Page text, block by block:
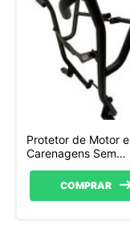
Protetor de Motor e
Carenagens Sem
COMPRAR